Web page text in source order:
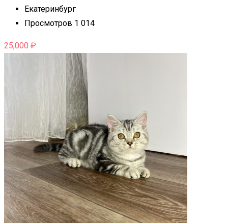
Екатеринбург
Просмотров 1 014
25,000 ₽